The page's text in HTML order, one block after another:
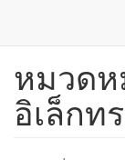
ข้าม
เนื้อหา
หมวด
อิเล็กท